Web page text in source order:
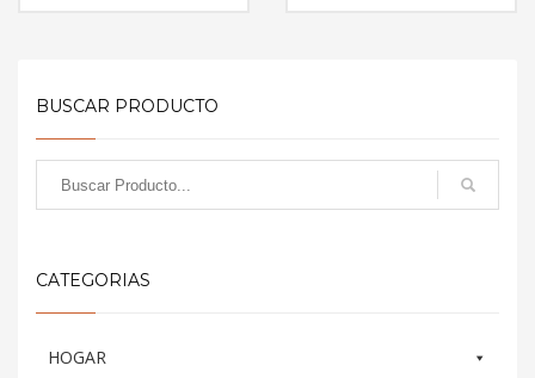
BUSCAR PRODUCTO
CATEGORIAS
HOGAR